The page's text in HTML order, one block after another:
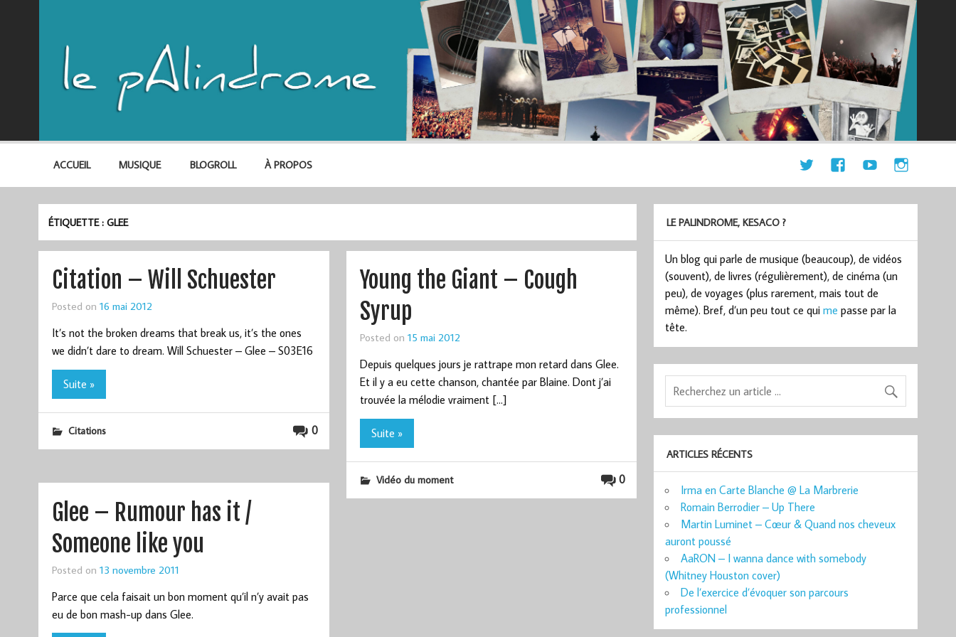
ACCUEIL MUSIQUE BLOGROLL À PROPOS
ÉTIQUETTE :GLEE
Citation – Will Schuester
Posted on 16 mai 2012
It’s not the broken dreams that break us, it’s the ones
we didn’t dare to dream. Will Schuester – Glee – S03E16
Suite »
0
Citations
Young the Giant – Cough
Syrup
Posted on 15 mai 2012
Depuis quelques jours je rattrape mon retard dans Glee.
Et il y a eu cette chanson, chantée par Blaine. Dont j’ai
trouvée la mélodie vraiment […]
Suite »
0
Vidéo du moment
Glee – Rumour has it /
Someone like you
Posted on 13 novembre 2011
Parce que cela faisait un bon moment qu’il n’y avait pas
eu de bon mash-up dans Glee.
LE PALINDROME, KESACO ?
Un blog qui parle de musique (beaucoup), de vidéos
(souvent), de livres (régulièrement), de cinéma (un
peu), de voyages (plus rarement, mais tout de
même). Bref, d’un peu tout ce quime passe par la
tête.
ARTICLES RÉCENTS
Irma en Carte Blanche @ La Marbrerie
Romain Berrodier – Up There
Martin Luminet – Cœur & Quand nos cheveux
auront poussé
AaRON – I wanna dance with somebody
(Whitney Houston cover)
De l’exercice d’évoquer son parcours
professionnel